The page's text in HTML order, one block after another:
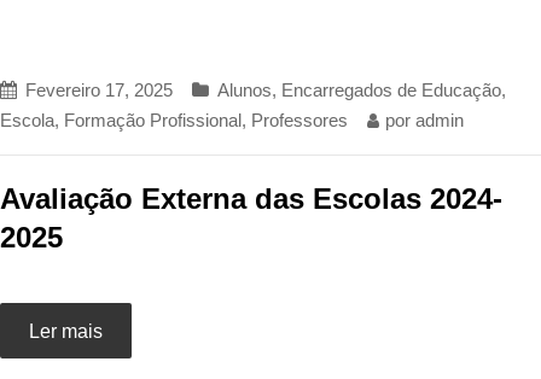
Fevereiro 17, 2025 Alunos, Encarregados de Educação,
Escola, Formação Profissional, Professores por admin
Avaliação Externa das Escolas 2024-
2025
Ler mais